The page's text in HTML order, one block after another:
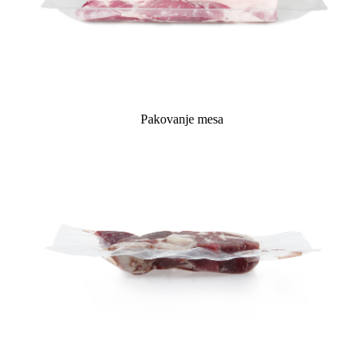
Pakovanje mesa